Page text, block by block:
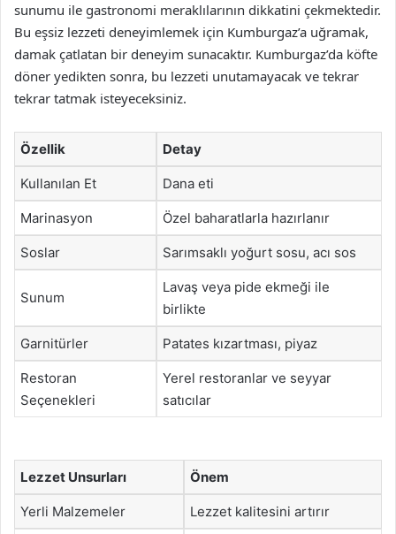
sunumu ile gastronomi meraklılarının dikkatini çekmektedir.
Bu eşsiz lezzeti deneyimlemek için Kumburgaz’a uğramak,
damak çatlatan bir deneyim sunacaktır. Kumburgaz’da köfte
döner yedikten sonra, bu lezzeti unutamayacak ve tekrar
tekrar tatmak isteyeceksiniz.
Özellik Detay
Kullanılan Et Dana eti
Marinasyon Özel baharatlarla hazırlanır
Soslar Sarımsaklı yoğurt sosu, acı sos
Sunum
Lavaş veya pide ekmeği ile
birlikte
Garnitürler Patates kızartması, piyaz
Restoran
Seçenekleri
Yerel restoranlar ve seyyar
satıcılar
Lezzet Unsurları Önem
Yerli Malzemeler Lezzet kalitesini artırır